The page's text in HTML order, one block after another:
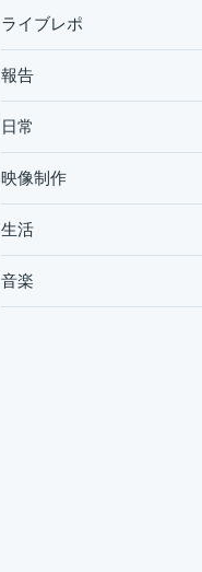
ライブレポ
報告
日常
映像制作
生活
音楽